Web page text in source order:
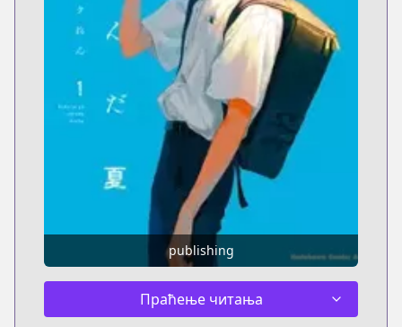
publishing
Праћење читања